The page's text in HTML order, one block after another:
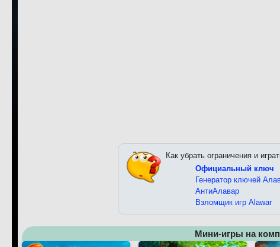
Как убрать ограничения и
Официальный ключ
Генератор ключей
АнтиАлавар
Взломщик игр Alawar
Мини-игры на